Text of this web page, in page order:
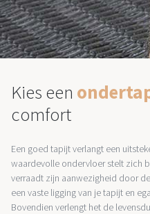
Kies een
comfort
Een goed tapijt verlangt een
waardevolle ondervloer stelt zich
verraadt zijn aanwezigheid door
een vaste ligging van je tapijt en
Bovendien verlengt het de